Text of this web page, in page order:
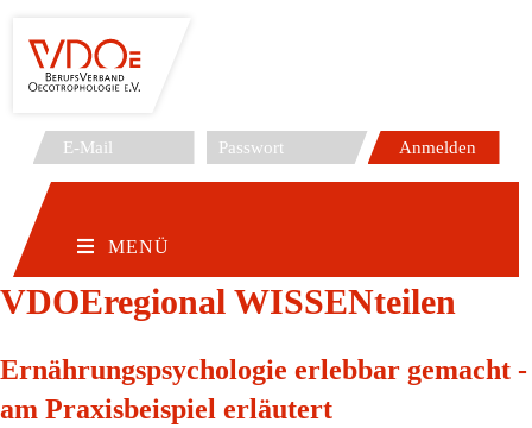
Inhalt
springen
MENÜ
VDOEregional WISSENteilen
Ernährungspsychologie erlebbar gemacht -
am Praxisbeispiel erläutert